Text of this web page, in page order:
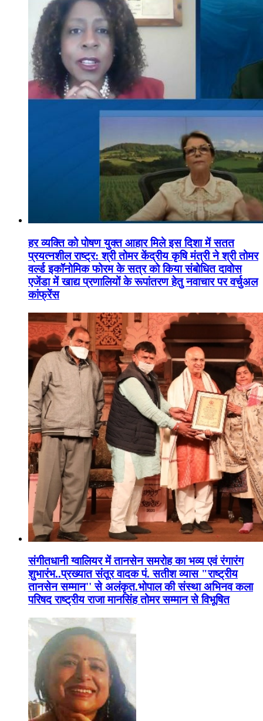
हर व्यक्ति को पोषण युक्त आहार मिले इस दिशा में सतत
प्रयत्नशील राष्ट्र: श्री तोमर केंद्रीय कृषि मंत्री ने श्री तोमर
वर्ल्ड इकॉनोमिक फोरम के सत्र को किया संबोधित दावोस
एजेंडा में खाद्य प्रणालियों के रूपांतरण हेतु नवाचार पर वर्चुअल
कांफ्रेंस
संगीतधानी ग्वालियर में तानसेन समरोह का भव्य एवं रंगारंग
शुभारंभ..प्रख्यात संतूर वादक पं. सतीश व्यास "राष्ट्रीय
तानसेन सम्मान'' से अलंकृत.भोपाल की संस्था अभिनव कला
परिषद राष्ट्रीय राजा मानसिंह तोमर सम्मान से विभूषित